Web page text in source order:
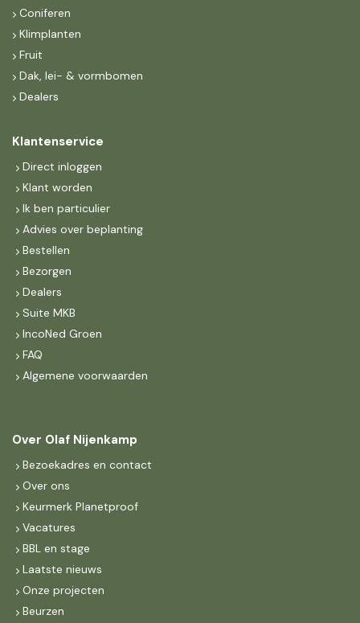
Coniferen
Klimplanten
Fruit
Dak, lei- & vormbomen
Dealers
Klantenservice
Direct inloggen
Klant worden
Ik ben particulier
Advies over beplanting
Bestellen
Bezorgen
Dealers
Suite MKB
IncoNed Groen
FAQ
Algemene voorwaarden
Over Olaf Nijenkamp
Bezoekadres en contact
Over ons
Keurmerk Planetproof
Vacatures
BBL en stage
Laatste nieuws
Onze projecten
Beurzen